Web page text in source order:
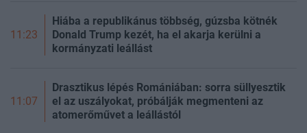
11:23
Hiába a republikánus többség, gúzsba kötnék
Donald Trump kezét, ha el akarja kerülni a
kormányzati leállást
11:07
Drasztikus lépés Romániában: sorra süllyesztik
el az uszályokat, próbálják megmenteni az
atomerőművet a leállástól